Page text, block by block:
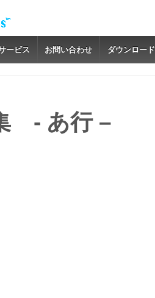
ービス お問い合わせ ダウンロード
- あ行 –